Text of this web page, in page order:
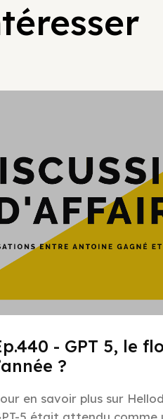
- GPT 5, le
?
en savoir plus sur